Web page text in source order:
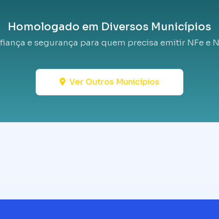
Homologado em Diversos Municípios
e segurança para quem precisa emitir NFe e
Ver Outros Municípios